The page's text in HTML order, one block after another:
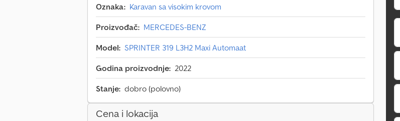
Oznaka: Karavan sa visokim krovom
Proizvođač: MERCEDES-BENZ
Model: SPRINTER 319 L3H2 Maxi Automaat
Godina proizvodnje: 2022
Stanje: dobro (polovno)
Cena i lokacija